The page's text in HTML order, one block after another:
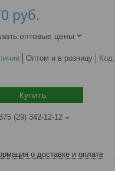
руб.
оптовые цены
Оптом и в розницу Код:
Купить
(29) 342-12-12
о доставке и оплате